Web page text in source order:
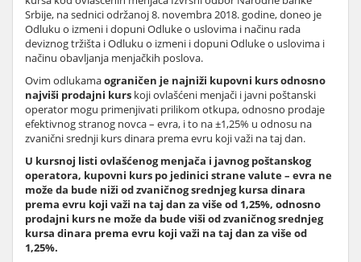
Srbije, na sednici održanoj 8. novembra 2018. godine, doneo je
Odluku o izmeni i dopuni Odluke o uslovima i načinu rada
deviznog tržišta i Odluku o izmeni i dopuni Odluke o uslovima i
načinu obavljanja menjačkih poslova.
Ovim odlukamaograničen je najniži kupovni kurs odnosno
najviši prodajni kurs koji ovlašćeni menjači i javni poštanski
operator mogu primenjivati prilikom otkupa, odnosno prodaje
efektivnog stranog novca – evra, i to na ±1,25% u odnosu na
zvanični srednji kurs dinara prema evru koji važi na taj dan.
U kursnoj listi ovlašćenog menjača i javnog poštanskog
operatora, kupovni kurs po jedinici strane valute – evra ne
može da bude niži od zvaničnog srednjeg kursa dinara
prema evru koji važi na taj dan za više od 1,25%, odnosno
prodajni kurs ne može da bude viši od zvaničnog srednjeg
kursa dinara prema evru koji važi na taj dan za više od
1,25%.